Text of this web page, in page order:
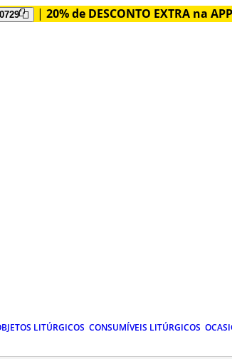
| 20% de DESCONTO EXTRA na APP
LITÚRGICOS CONSUMÍVEIS LITÚRGICOS